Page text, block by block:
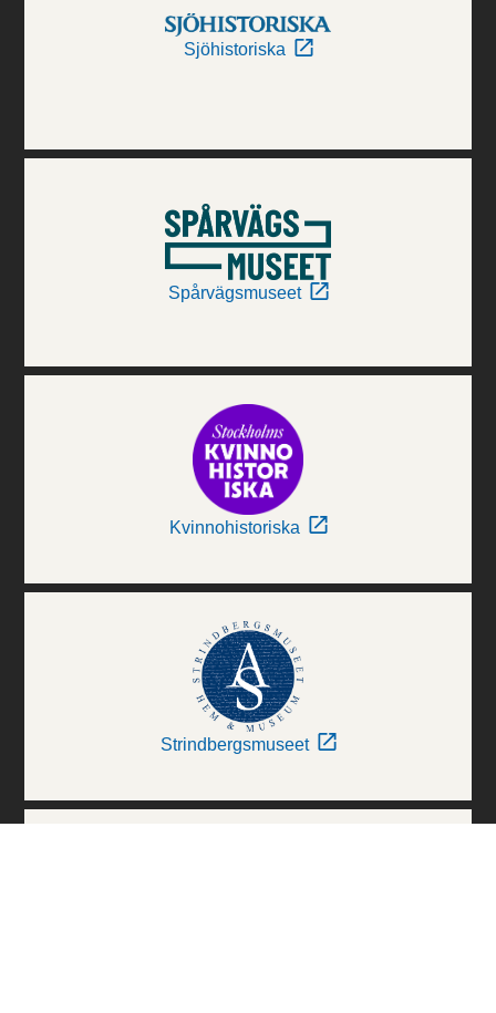
Sjöhistoriska
Spårvägsmuseet
Kvinnohistoriska
Strindbergsmuseet